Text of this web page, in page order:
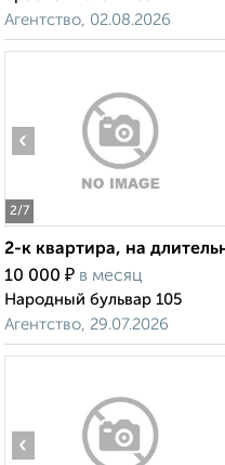
Агентство, 02.08.2026
2/7
‹
2-к квартира, на
10 000 ₽ в месяц
Народный бульвар 105
Агентство, 29.07.2026
‹